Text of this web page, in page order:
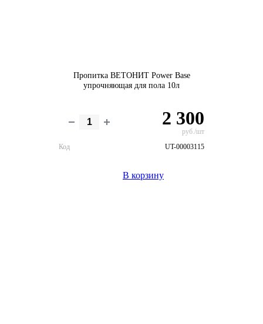
Пропитка ВЕТОНИТ Power Base
упрочняющая для пола 10л
2 300
руб./шт
Код
UT-00003115
В корзину